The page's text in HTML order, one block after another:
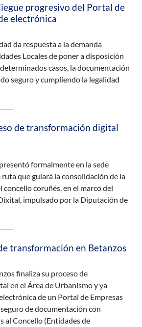
progresivo del Portal de
electrónica
da respuesta a la demanda
Locales de poner a disposición
casos, la documentación
seguro y cumpliendo la legalidad
de transformación digital
formalmente en la sede
que guiará la consolidación de la
coruñés, en el marco del
impulsado por la Diputación de
transformación en Betanzos
finaliza su proceso de
en el Área de Urbanismo y ya
de un Portal de Empresas
de documentación con
al Concello (Entidades de